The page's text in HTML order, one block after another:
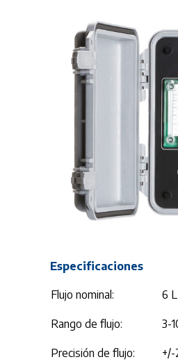
Especificaciones
Flujo nominal: 6
Rango de flujo: 3-
Precisión de flujo: